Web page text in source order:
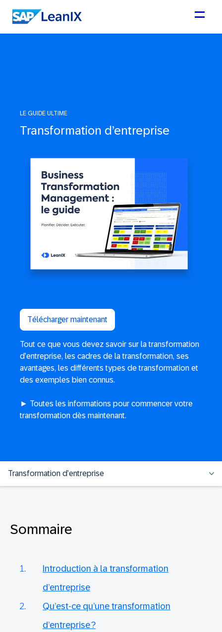
LE GUIDE ULTIME
Transformation d’entreprise
Télécharger maintenant
Tout ce que vous devez savoir sur la transformation
d’entreprise, les cadres de la transformation, ses
avantages, les différents types de transformation et
des exemples bien connus.
► Toutes les informations pour commencer votre
transformation dès maintenant.
Transformation d’entreprise
Sommaire
Introduction à la transformation
d’entreprise
Qu’est-ce qu’une transformation
d’entreprise ?